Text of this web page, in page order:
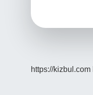
https://kizbul.com